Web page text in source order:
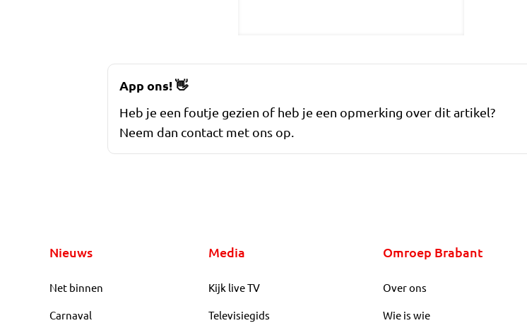
App ons!👋
Heb je een foutje gezien of heb je een opmerking over dit artikel?
Neem dan contact met ons op.
Nieuws
Net binnen
Carnaval
Media
Kijk live TV
Televisiegids
Omroep Brabant
Over ons
Wie is wie